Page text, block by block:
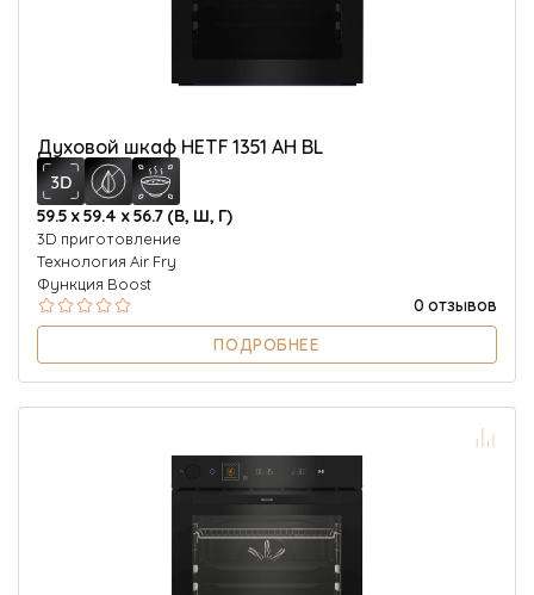
Духовой шкаф HETF 1351 AH BL
59.5 х 59.4 х 56.7 (В, Ш, Г)
3D приготовление
Технология Air Fry
Функция Boost
0 отзывов
ПОДРОБНЕЕ